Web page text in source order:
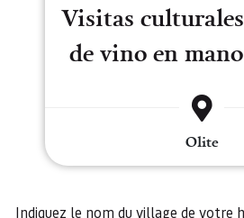
Visitas
de vino en
Olite
Indiquez le nom du village de votre